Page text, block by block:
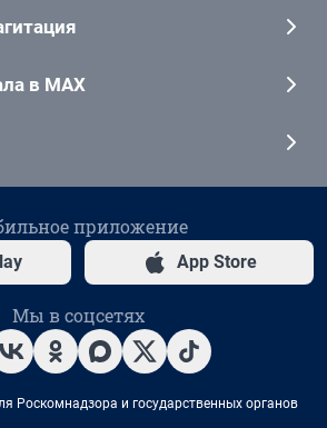
в MAX
приложение
App Store
Мы в соцсетях
Роскомнадзора и государственных органов